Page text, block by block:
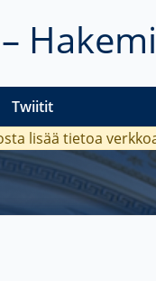
Twiitit
lisää tietoa